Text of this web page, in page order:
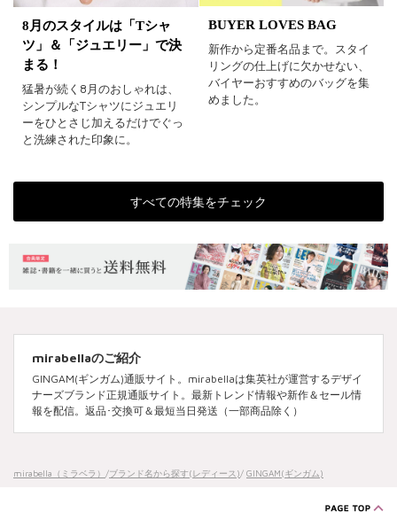
8月のスタイルは「Tシャ
ツ」＆「ジュエリー」で決
まる！
猛暑が続く8月のおしゃれは、
シンプルなTシャツにジュエリ
ーをひとさじ加えるだけでぐっ
と洗練された印象に。
BUYER LOVES BAG
新作から定番名品まで。スタイ
リングの仕上げに欠かせない、
バイヤーおすすめのバッグを集
めました。
すべての特集をチェック
mirabellaのご紹介
GINGAM(ギンガム)通販サイト。mirabellaは集英社が運営するデザイ
ナーズブランド正規通販サイト。最新トレンド情報や新作＆セール情
報を配信。返品･交換可＆最短当日発送（一部商品除く）
mirabella（ミラベラ） /ブランド名から探す(レディース)/ GINGAM(ギンガム)